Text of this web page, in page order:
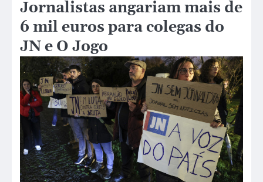
Jornalistas angariam mais de
6 mil euros para colegas do
JN e O Jogo